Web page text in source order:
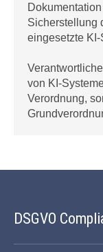
Sicherstellung
eingesetzte KI-
von KI-
Verordnung,
DSGVO